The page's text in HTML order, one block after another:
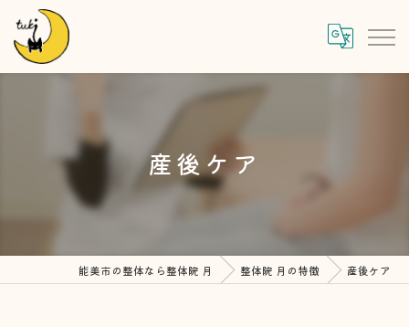
産後ケア
能美市の整体なら整体院 月 整体院 月の特徴 産後ケア